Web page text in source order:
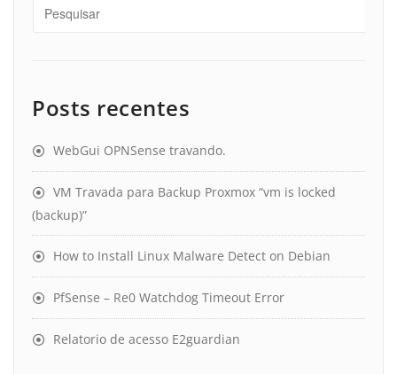
Posts recentes
WebGui OPNSense travando.
VM Travada para Backup Proxmox “vm is locked
(backup)”
How to Install Linux Malware Detect on Debian
PfSense – Re0 Watchdog Timeout Error
Relatorio de acesso E2guardian